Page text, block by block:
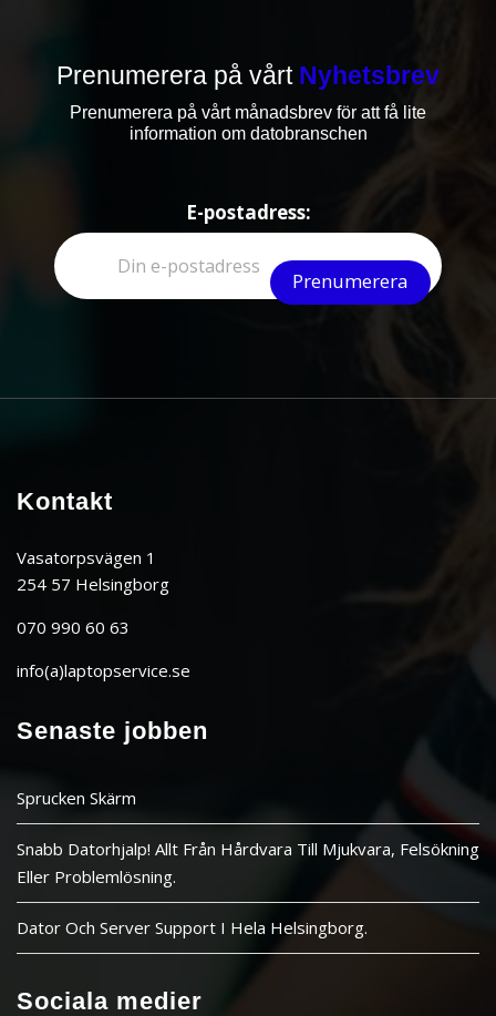
Prenumerera på vårt Nyhetsbrev
Prenumerera på vårt månadsbrev för att få lite
information om datobranschen
E-postadress:
Kontakt
Vasatorpsvägen 1
254 57 Helsingborg
070 990 60 63
info(a)laptopservice.se
Senaste jobben
Sprucken Skärm
Snabb Datorhjalp! Allt Från Hårdvara Till Mjukvara, Felsökning
Eller Problemlösning.
Dator Och Server Support I Hela Helsingborg.
Sociala medier